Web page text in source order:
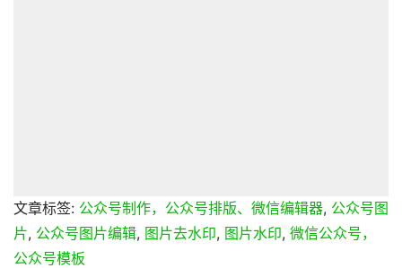
文章标签: 公众号制作，公众号排版、微信编辑器, 公众号图
片, 公众号图片编辑, 图片去水印, 图片水印, 微信公众号，
公众号模板